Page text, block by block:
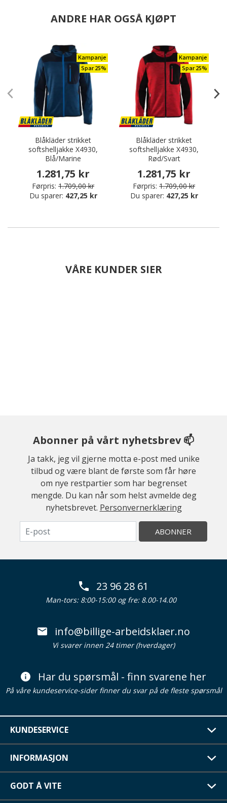
ANDRE HAR OGSÅ KJØPT
Kampanje
Spar 25%
Blåkläder strikket
softshelljakke X4930,
Blå/Marine
1.281,75 kr
Førpris: 1.709,00 kr
Du sparer: 427,25 kr
Kampanje
Spar 25%
Blåkläder strikket
softshelljakke X4930,
Rød/Svart
1.281,75 kr
Førpris: 1.709,00 kr
Du sparer: 427,25 kr
VÅRE KUNDER SIER
Abonner på vårt nyhetsbrev 📫
Ja takk, jeg vil gjerne motta e-post med unike
tilbud og være blant de første som får høre
om nye restpartier som har begrenset
mengde. Du kan når som helst avmelde deg
nyhetsbrevet. Personvernerklæring
ABONNER
23 96 28 61
Man-tors: 8:00-15:00 og fre: 8.00-14.00
info@billige-arbeidsklaer.no
Vi svarer innen 24 timer (hverdager)
Har du spørsmål - finn svarene her
På våre kundeservice-sider finner du svar på de fleste spørsmål
KUNDESERVICE
INFORMASJON
GODT Å VITE